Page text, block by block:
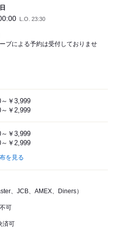
L.O. 23:30
ブによる予約は受付しておりませ
～￥3,999
～￥2,999
～￥3,999
～￥2,999
を見る
、JCB、AMEX、Diners）
可
済可